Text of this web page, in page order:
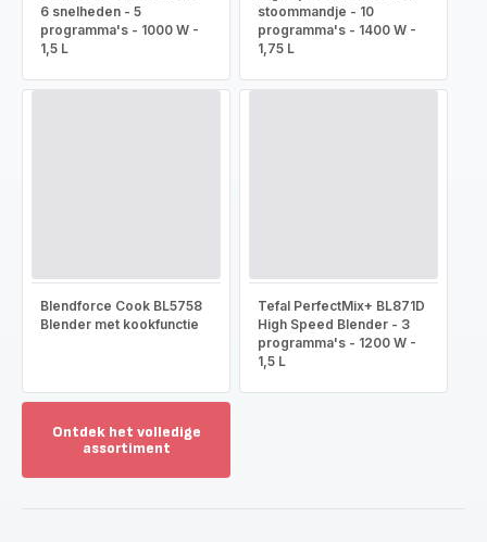
6 snelheden - 5
programma's - 1000 W -
1,5 L
stoommandje - 10
programma's - 1400 W -
1,75 L
Blendforce Cook BL5758
Blender met kookfunctie
Tefal PerfectMix+ BL871D
High Speed Blender - 3
programma's - 1200 W -
1,5 L
Ontdek het volledige
assortiment